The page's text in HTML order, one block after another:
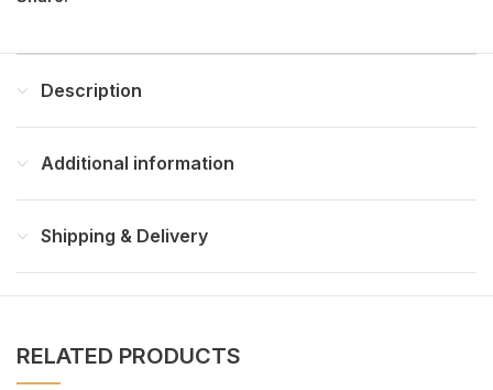
Description
Additional information
Shipping & Delivery
RELATED PRODUCTS